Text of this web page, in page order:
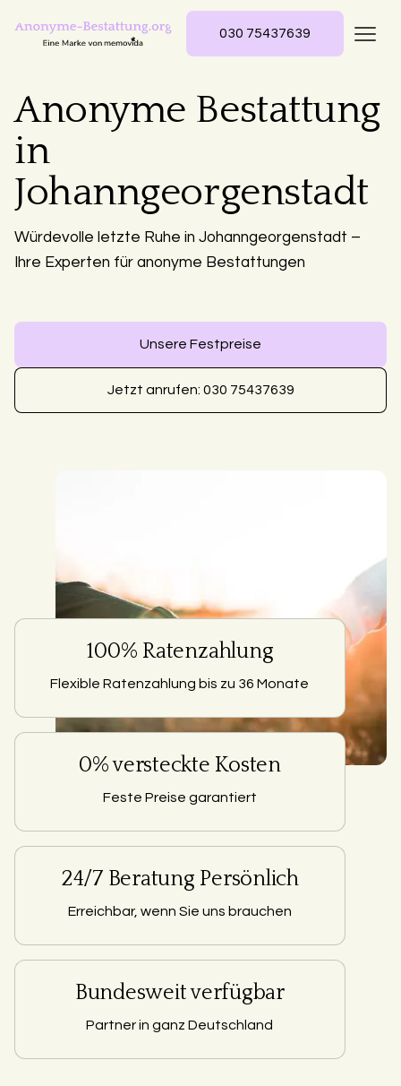
030 75437639
Anonyme Bestattung
in
Johanngeorgenstadt
Würdevolle letzte Ruhe in Johanngeorgenstadt –
Ihre Experten für anonyme Bestattungen
Unsere Festpreise
Jetzt anrufen: 030 75437639
100% Ratenzahlung
Flexible Ratenzahlung bis zu 36 Monate
0% versteckte Kosten
Feste Preise garantiert
24/7 Beratung Persönlich
Erreichbar, wenn Sie uns brauchen
Bundesweit verfügbar
Partner in ganz Deutschland